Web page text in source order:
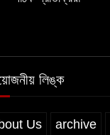
লিঙ্ক
Us archive